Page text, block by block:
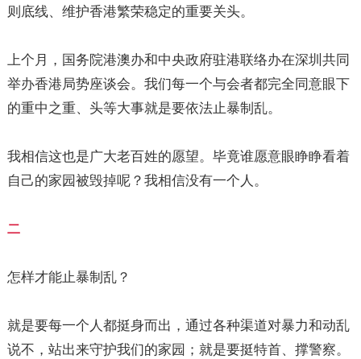
则底线、维护香港繁荣稳定的重要关头。
上个月，国务院港澳办和中央政府驻港联络办在深圳共同
举办香港局势座谈会。我们每一个与会者都完全同意眼下
的重中之重、头等大事就是要依法止暴制乱。
我相信这也是广大老百姓的愿望。毕竟谁愿意眼睁睁看着
自己的家园被毁掉呢？我相信没有一个人。
二
怎样才能止暴制乱？
就是要每一个人都挺身而出，通过各种渠道对暴力和动乱
说不，站出来守护我们的家园；就是要挺特首、撑警察。